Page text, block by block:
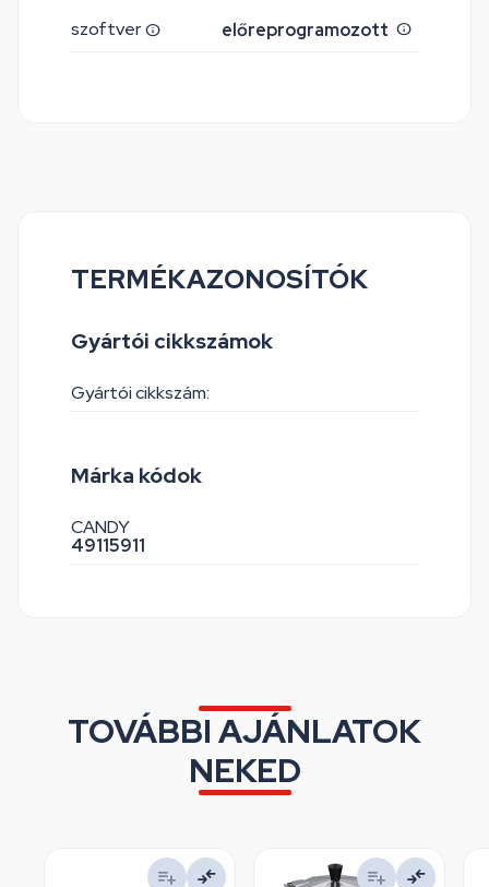
szoftver előreprogramozott
TERMÉKAZONOSÍTÓK
Gyártói cikkszámok
Gyártói cikkszám:
Márka kódok
CANDY
49115911
TOVÁBBI AJÁNLATOK
NEKED